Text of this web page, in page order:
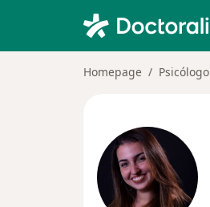
Homepage Psicólogo